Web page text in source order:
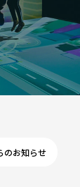
のお知らせ